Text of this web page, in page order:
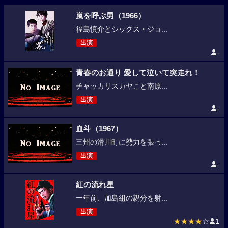
嵐を呼ぶ男（1966）
福島慎介とシックス・ジョ...
出演
-
青春のお通り 愛して泣いて突走れ！
チャッカリスカヤこと南原...
出演
-
血斗（1967）
三州の滑川町に勢力を張っ...
出演
-
紅の流れ星
一年前、加島組の親分を射...
出演
★★★★☆ 1